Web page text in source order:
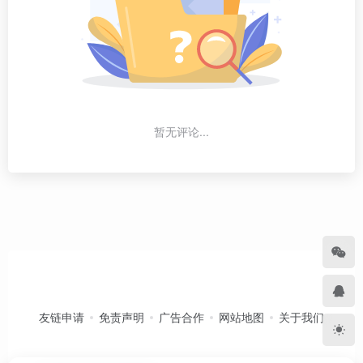
暂无评论...
友链申请 免责声明 广告合作 网站地图 关于我们